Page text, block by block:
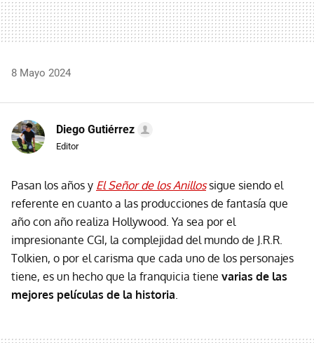
8 Mayo 2024
Diego Gutiérrez
Editor
Pasan los años y El Señor de los Anillossigue siendo el
referente en cuanto a las producciones de fantasía que
año con año realiza Hollywood. Ya sea por el
impresionante CGI, la complejidad del mundo de J.R.R.
Tolkien, o por el carisma que cada uno de los personajes
tiene, es un hecho que la franquicia tiene varias de las
mejores películas de la historia.